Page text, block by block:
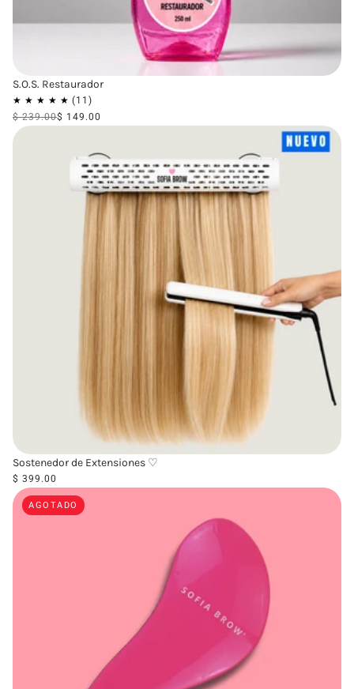
S.O.S. Restaurador
$ 239.00$ 149.00
Sostenedor de Extensiones ♡
$ 399.00
AGOTADO